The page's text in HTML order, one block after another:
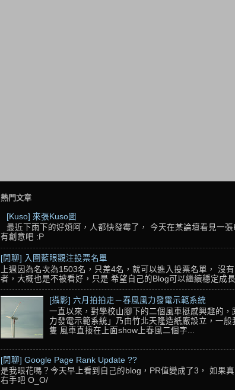
熱門文章
[Kuso] 來張Kuso圖
最近下雨下的好煩阿，人都快發霉了， 今天在某論壇看見一
有創意吧 :P
[閒聊] 入圍藍眼觀注投票名單
上週因為名次為1503名，只差4名，就可以進入投票名單， 沒
者，大概也是不被看好，只是 希望自己的Blog可以繼續穩定成
[攝影] 六月拍拍走－春風風力發電示範系統
一直以來，對學校山腳下的二個風車挺感興趣的
力發電示範系統」乃由竹北天隆造紙廠設立，一
隻 風車直接在上面show上春風二個字...
[閒聊] Google Page Rank Update ??
是我眼花嗎？今天早上看到自己的blog，PR值變成了3， 如果
右手吧 O_O/